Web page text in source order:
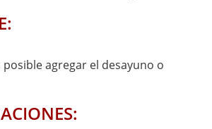
posible agregar el desayuno o